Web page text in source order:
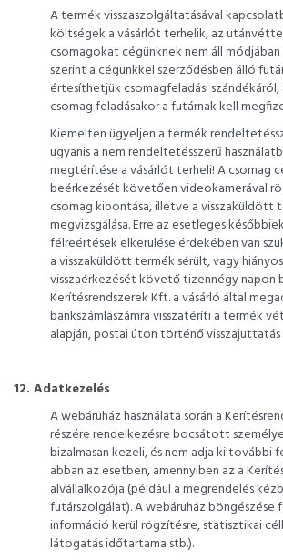
A termék visszaszolgáltatásával
költségek a vásárlót terhelik, az
csomagokat cégünknek nem áll
szerint a cégünkkel szerződésben álló
értesíthetjük csomagfeladási szándékáról,
csomag feladásakor a futárnak kell
Kiemelten ügyeljen a termék
ugyanis a nem rendeltetésszerű
megtérítése a vásárlót terheli! A csomag
beérkezését követően videokamerával
csomag kibontása, illetve a visszaküldött
megvizsgálása. Erre az esetleges
félreértések elkerülése érdekében van
a visszaküldött termék sérült, vagy
visszaérkezését követő tizennégy napon
Kerítésrendszerek Kft. a vásárló által
bankszámlaszámra visszatéríti a termék
alapján, postai úton történő visszajuttatás
12. Adatkezelés
A webáruház használata során a
részére rendelkezésre bocsátott
bizalmasan kezeli, és nem adja ki további
abban az esetben, amennyiben az a
alvállalkozója (például a megrendelés
futárszolgálat). A webáruház böngészése
információ kerül rögzítésre, statisztikai
látogatás időtartama stb.).